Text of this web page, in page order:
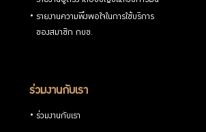
รายงานความพึงพอใจในการใช้บริการ
ของสมาชิก กบข.
ร่วมงานกับเรา
ร่วมงานกับเรา